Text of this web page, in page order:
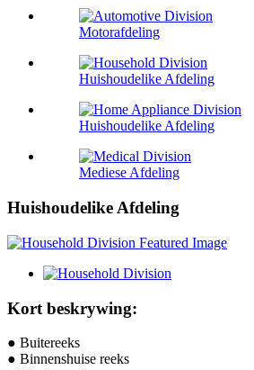
Motorafdeling
Huishoudelike Afdeling
Huishoudelike Afdeling
Mediese Afdeling
Huishoudelike Afdeling
Kort beskrywing:
● Buitereeks
● Binnenshuise reeks